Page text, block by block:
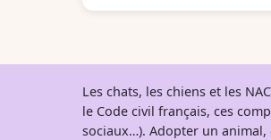
Les chats, les chiens et les
le Code civil français, ces
sociaux…). Adopter un animal,